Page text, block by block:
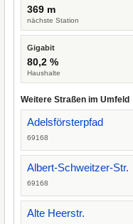
369 m
nächste Station
Gigabit
80,2 %
Haushalte
Weitere Straßen im Umfeld
Adelsförsterpfad
69168
Albert-Schweitzer-Str.
69168
Alte Heerstr.